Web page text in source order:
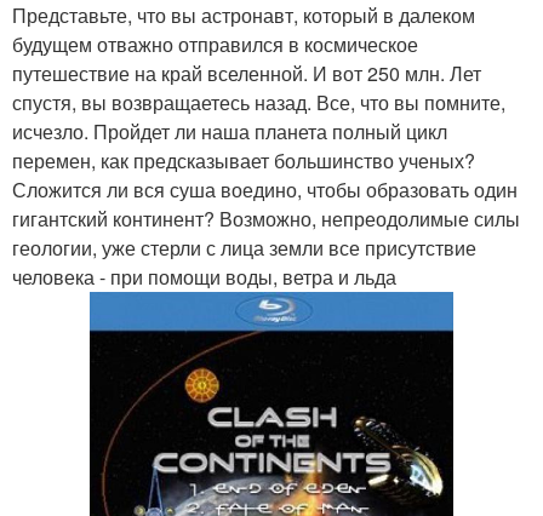
Представьте, что вы астронавт, который в далеком
будущем отважно отправился в космическое
путешествие на край вселенной. И вот 250 млн. Лет
спустя, вы возвращаетесь назад. Все, что вы помните,
исчезло. Пройдет ли наша планета полный цикл
перемен, как предсказывает большинство ученых?
Сложится ли вся суша воедино, чтобы образовать один
гигантский континент? Возможно, непреодолимые силы
геологии, уже стерли с лица земли все присутствие
человека - при помощи воды, ветра и льда